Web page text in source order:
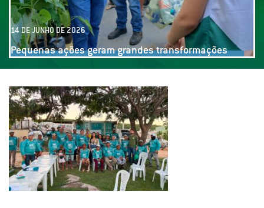
14 DE JUNHO DE 2026
Oficina produção de plantas, com alunos da rede
municipal de Jucás!